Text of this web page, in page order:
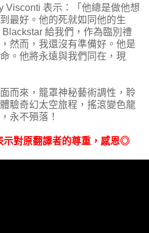
Visconti 表示：「他總是做他想
最好。他的死就如同他的生
給我們，作為臨別禮
然而，我還沒有準備好。他是
。他將永遠與我們同在，現
而來，籠罩神秘藝術調性，聆
驗奇幻太空旅程，搖滾變色龍
永不殞落！
對原翻譯者的尊重，感恩◎